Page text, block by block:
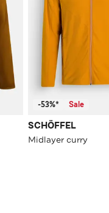
-53%* Sale
SCHÖFFEL
Midlayer curry